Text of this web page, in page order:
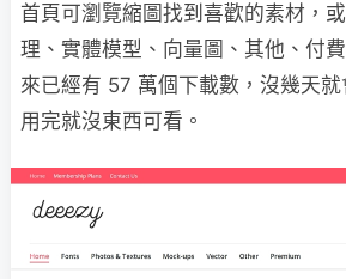
首頁可瀏覽縮圖找到喜歡的素材，
理、實體模型、向量圖、其他、付
來已經有 57 萬個下載數，沒幾天
用完就沒東西可看。